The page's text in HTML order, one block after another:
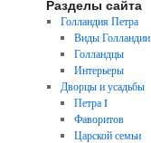
Разделы сайта
Голландия Петра
Виды Голландии
Голландцы
Интерьеры
Дворцы и усадьбы
Петра I
Фаворитов
Царской семьи